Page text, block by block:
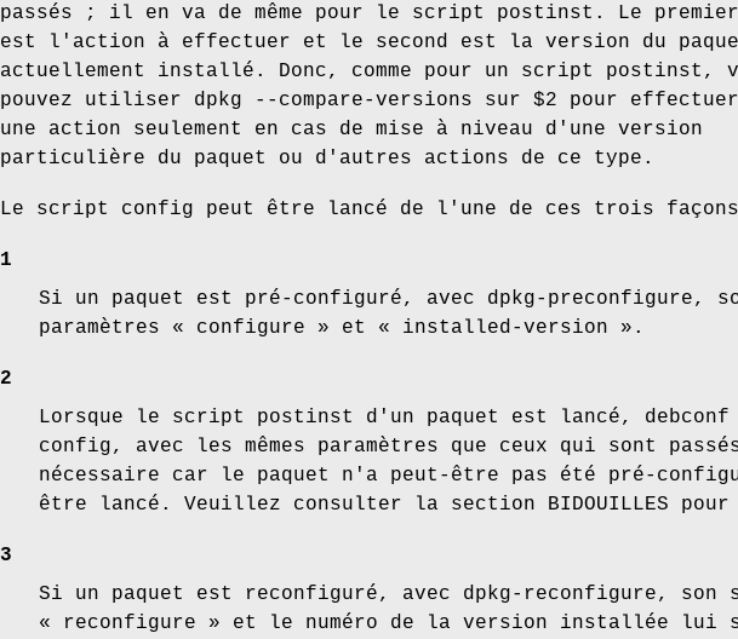
passés ; il en va de même pour le script postinst. Le premier
est l'action à effectuer et le second est la version du
actuellement installé. Donc, comme pour un script postinst,
pouvez utiliser dpkg --compare-versions sur $2 pour effectuer
une action seulement en cas de mise à niveau d'une version
particulière du paquet ou d'autres actions de ce type.
Le script config peut être lancé de l'une de ces trois
1
Si un paquet est pré-configuré, avec dpkg-preconfigure,
paramètres « configure » et « installed-version ».
2
Lorsque le script postinst d'un paquet est lancé,
config, avec les mêmes paramètres que ceux qui sont
nécessaire car le paquet n'a peut-être pas été pré-
être lancé. Veuillez consulter la section BIDOUILLES
3
Si un paquet est reconfiguré, avec dpkg-reconfigure,
« reconfigure » et le numéro de la version installée lui